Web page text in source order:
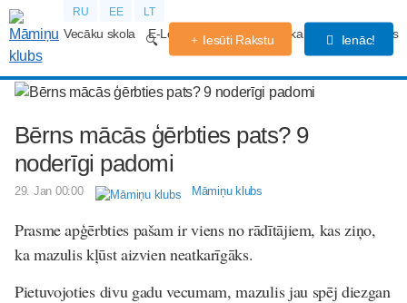
RU EE LT
Vecāku skola E-Lekcijas Grūtniecības kalendārs Forums
Iesūti Rakstu Ienāc!
Bērns mācās ģērbties pats? 9
noderīgi padomi
29. Jan 00:00 Māmiņu klubs
Prasme apģērbties pašam ir viens no rādītājiem, kas ziņo,
ka mazulis kļūst aizvien neatkarīgāks.
Pietuvojoties divu gadu vecumam, mazulis jau spēj diezgan